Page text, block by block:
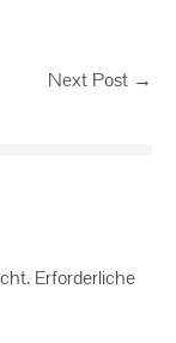
Next Post →
Erforderliche